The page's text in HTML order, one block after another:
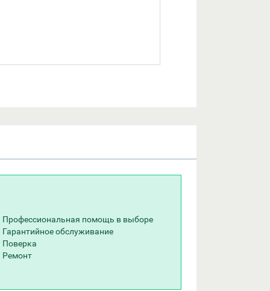
Профессиональная помощь в выборе
Гарантийное обслуживание
Поверка
Ремонт